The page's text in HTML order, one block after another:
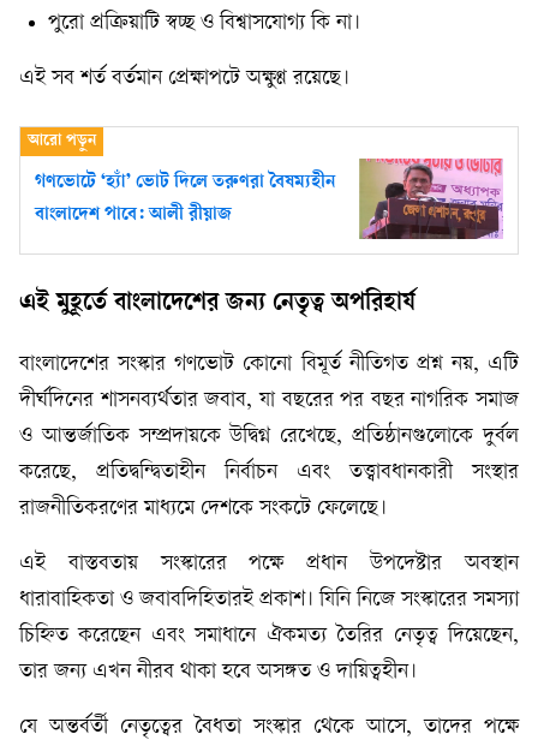
পুরো প্রক্রিয়াটি স্বচ্ছ ও বিশ্বাসযোগ্য কি না।
এই সব শর্ত বর্তমান প্রেক্ষাপটে অক্ষুণ্ণ রয়েছে।
গণভোটে ‘হ্যাঁ’ ভোট দিলে তরুণরা বৈষম্যহীন
বাংলাদেশ পাবে: আলী রীয়াজ
এই মুহূর্তে বাংলাদেশের জন্য নেতৃত্ব অপরিহার্য
বাংলাদেশের সংস্কার গণভোট কোনো বিমূর্ত নীতিগত প্রশ্ন নয়, এটি
দীর্ঘদিনের শাসনব্যর্থতার জবাব, যা বছরের পর বছর নাগরিক সমাজ
ও আন্তর্জাতিক সম্প্রদায়কে উদ্বিগ্ন রেখেছে, প্রতিষ্ঠানগুলোকে দুর্বল
করেছে, প্রতিদ্বন্দ্বিতাহীন নির্বাচন এবং তত্ত্বাবধানকারী সংস্থার
রাজনীতিকরণের মাধ্যমে দেশকে সংকটে ফেলেছে।
এই বাস্তবতায় সংস্কারের পক্ষে প্রধান উপদেষ্টার অবস্থান
ধারাবাহিকতা ও জবাবদিহিতারই প্রকাশ। যিনি নিজে সংস্কারের সমস্যা
চিহ্নিত করেছেন এবং সমাধানে ঐকমত্য তৈরির নেতৃত্ব দিয়েছেন,
তার জন্য এখন নীরব থাকা হবে অসঙ্গত ও দায়িত্বহীন।
যে অন্তর্বর্তী নেতৃত্বের বৈধতা সংস্কার থেকে আসে, তাদের পক্ষে